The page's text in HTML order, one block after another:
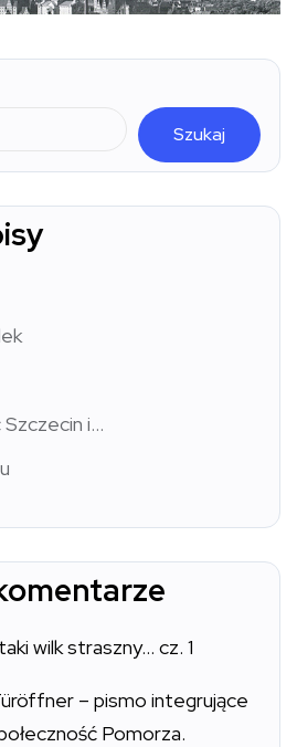
Szukaj
i…
wilk straszny… cz. 1
– pismo integrujące
Pomorza.